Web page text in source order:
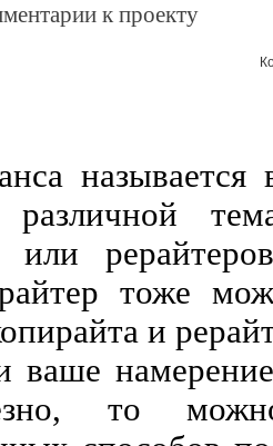
к проекту
называется
или
тоже
и
ваше
то